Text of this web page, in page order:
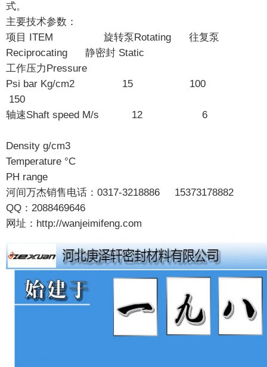
式。
主要技术参数：
项目 ITEM 旋转泵Rotating 往复泵
Reciprocating 静密封 Static
工作压力Pressure
Psi bar Kg/cm2 15 100
150
轴速Shaft speed M/s 12 6
Density g/cm3
Temperature °C
PH range
河间万杰销售电话：0317-3218886 15373178882
QQ：2088469646
网址：http://wanjeimifeng.com